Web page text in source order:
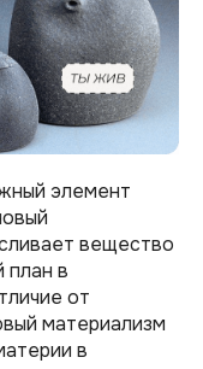
элемент
вещество
план в
от
материализм
в